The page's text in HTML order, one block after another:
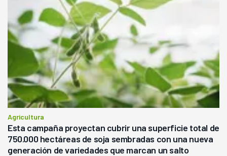
Agricultura
Esta campaña proyectan cubrir una superficie total de
750.000 hectáreas de soja sembradas con una nueva
generación de variedades que marcan un salto